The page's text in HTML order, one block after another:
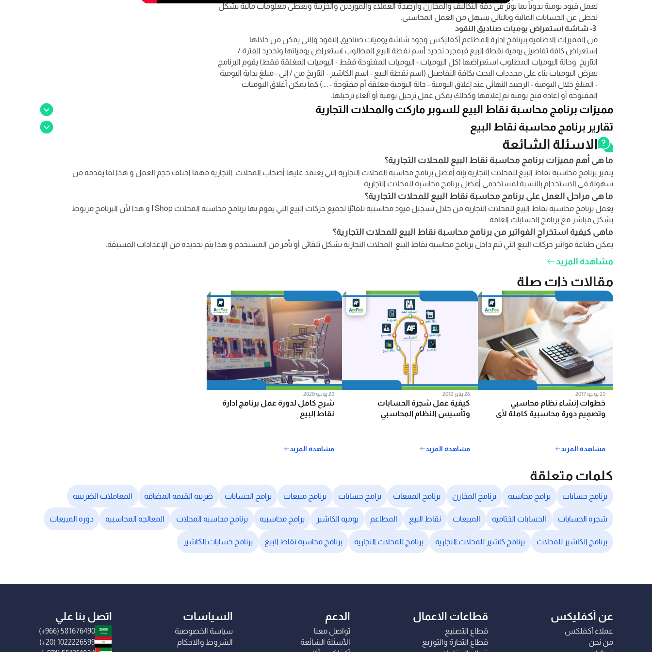
لعمل قيود يومية يدوياً بما يوثر فى دقة التكاليف والمخازن وأرصدة العملاء والموردين والخزينة ويعطى معلومات مالية بشكل
لحظى عن الحسابات المالية وبالتالى يسهل من العمل المحاسبى.
من المميزات الاضافية ببرنامج ادارة المطاعم أكفليكس وجود شاشة يوميات صناديق النقود والتى يمكن من خلالها
استعراض كافة تفاصيل يومية نقطة البيع فبمجرد تحديد أسم نقطة البيع المطلوب استعراض يومياتها وتحديد الفترة /
التاريخ وحالة اليوميات المطلوب استعراضها (كل اليوميات - اليوميات المفتوحة فقط - اليوميات المغلقة فقط) يقوم البرنامج
بعرض اليوميات بناء على محددات البحث بكافة التفاصيل (اسم نقطة البيع - اسم الكاشير - التاريخ من / إلى - مبلغ بداية اليومية
- المبلغ خلال اليومية - الرصيد النهائى عند إغلاق اليومية - حالة اليومية مغلقة أم مفتوحة - ....) كما يمكن أغلاق اليوميات
المفتوحة أو اعادة فتح يومية تم إغلاقها وكذلك يمكن عمل ترحيل يومية أو ألغاء ترحيلها.
مميزات برنامج محاسبة نقاط البيع للسوبر ماركت والمحلات التجارية
تقارير برنامج محاسبة نقاط البيع
الاسئلة الشائعة
ما هى أهم مميزات برنامج محاسبة نقاط البيع للمحلات التجارية؟
يتميز برنامج محاسبة نقاط البيع للمحلات التجارية بإنه أفضل برنامج محاسبة المحلات التجارية التي يعتمد عليها أصحاب المحلات التجارية مهما اختلف حجم العمل و هذا لما يقدمه من
سهولة في الاستخدام بالنسبة لمستخدمي أفضل برنامج محاسبة للمحلات التجارية.
ما هى مراحل العمل على برنامج محاسبة نقاط البيع للمحلات التجارية؟
يعمل برنامج محاسبة نقاط البيع للمحلات التجارية من خلال تسجيل قيود محاسبية تلقائيًا لجميع حركات البيع التي يقوم بها برنامج محاسبة المحلات I Shop و هذا لأن البرنامج مربوط
بشكل مباشر مع برنامج الحسابات العامة.
ماهى كيفية استخراج الفواتير من برنامج محاسبة نقاط البيع للمحلات التجارية؟
يمكن طباعة فواتير حركات البيع التي تتم داخل برنامج محاسبة نقاط البيع المحلات التجارية بشكل تلقائى أو بأمر من المستخدم و هذا يتم تحديده من الإعدادات المسبقة.
مشاهدة المزيد
مقالات ذات صلة
20 يونيو 2017
خطوات إنشاء نظام محاسبي
وتصميم دورة محاسبية كاملة لأى
مشاهدة المزيد
26 يناير 2018
كيفية عمل شجرة الحسابات
وتأسيس النظام المحاسبي
مشاهدة المزيد
28 يونيو 2020
شرح كامل لدورة عمل برنامج ادارة
نقاط البيع
مشاهدة المزيد
كلمات متعلقة
برنامج حسابات برامج محاسبه برنامج المخازن برنامج المبيعات برامج حسابات برنامج مبيعات برامج الحسابات ضريبه القيمه المضافه المعاملات الضريبيه
شجره الحسابات الحسابات الختاميه المبيعات نقاط البيع المطاعم يوميه الكاشير برامج محاسبيه برنامج محاسبه المحلات المعالجه المحاسبيه دوره المبيعات
برنامج الكاشير للمحلات برنامج كاشير للمحلات التجاريه برنامج للمحلات التجاريه برنامج محاسبه نقاط البيع برنامج حسابات الكاشير
اتصل بنا علي
(+966) 581676490
(+20) 1022226599
السياسات
سياسة الخصوصية
الشروط والاحكام
الدعم
تواصل معنا
الأسئلة الشائعة
قطاعات الاعمال
قطاع التصنيع
قطاع التجارة والتوزيع
عن آكفليكس
عملاء آكفلكس
من نحن